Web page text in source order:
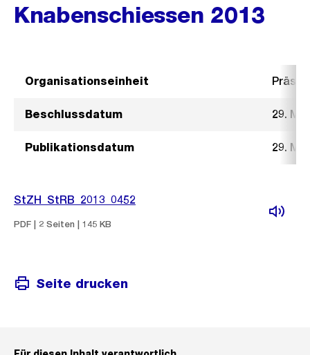
Knabenschiessen 2013
Organisationseinheit
Beschlussdatum 29.
Publikationsdatum 29.
StZH_StRB_2013_0452
PDF | 2 Seiten | 145 KB
Seite drucken